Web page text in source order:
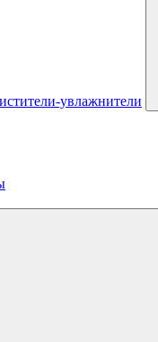
увлажнители